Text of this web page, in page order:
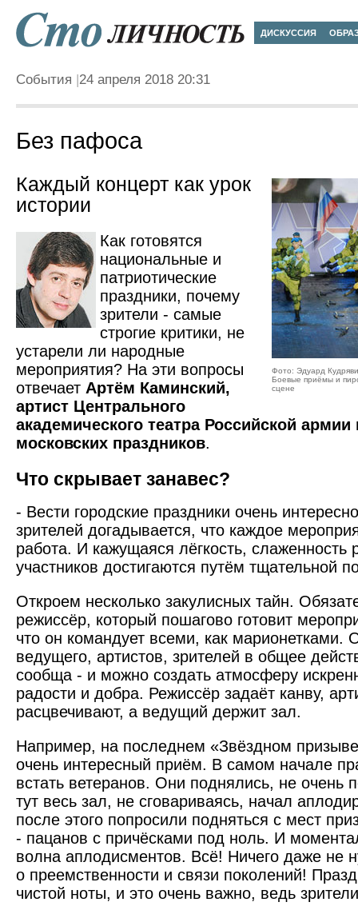
ДИСКУССИЯ
События 24 апреля 2018 20:31
Без пафоса
Фото: Эдуард
Боевые приёмы и
сцене
Каждый концерт как урок
истории
Как готовятся
национальные и
патриотические
праздники, почему
зрители - самые
строгие критики, не
устарели ли народные
мероприятия? На эти вопросы
отвечает Артём Каминский,
артист Центрального
академического театра Российской
московских праздников.
Что скрывает занавес?
- Вести городские праздники очень
зрителей догадывается, что каждое
работа. И кажущаяся лёгкость, слаженность
участников достигаются путём тщательной
Откроем несколько закулисных тайн.
режиссёр, который пошагово готовит
что он командует всеми, как марионетками.
ведущего, артистов, зрителей в общее
сообща - и можно создать атмосферу
радости и добра. Режиссёр задаёт канву,
расцвечивают, а ведущий держит зал.
Например, на последнем «Звёздном
очень интересный приём. В самом начале
встать ветеранов. Они поднялись, не очень
тут весь зал, не сговариваясь, начал
после этого попросили подняться с мест
- пацанов с причёсками под ноль. И
волна аплодисментов. Всё! Ничего даже не
о преемственности и связи поколений!
чистой ноты, и это очень важно, ведь